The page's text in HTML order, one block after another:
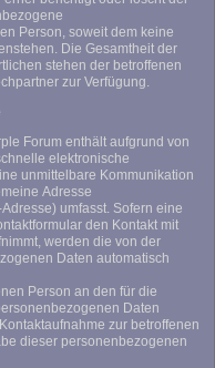
Person, soweit dem keine
Die Gesamtheit der
stehen der betroffenen
zur Verfügung.
Forum enthält aufgrund von
elektronische
unmittelbare Kommunikation
Adresse
umfasst. Sofern eine
den Kontakt mit
werden die von der
Daten automatisch
Person an den für die
Daten
zur betroffenen
dieser personenbezogenen